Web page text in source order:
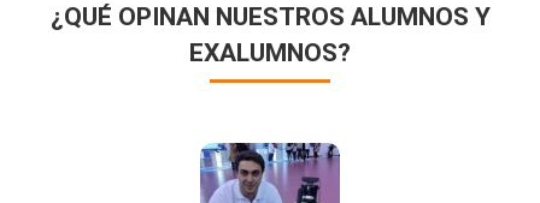
¿QUÉ OPINAN NUESTROS ALUMNOS Y
EXALUMNOS?